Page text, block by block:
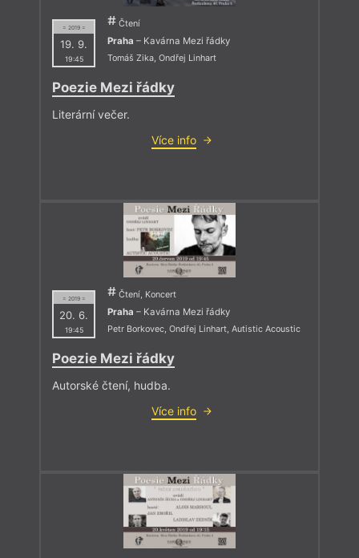
= 2019 =
19. 9.
19:45
Čtení
Praha – Kavárna Mezi řádky
Tomáš Zika, Ondřej Linhart
Poezie Mezi řádky
Literární večer.
Více info
= 2019 =
20. 6.
19:45
Čtení, Koncert
Praha – Kavárna Mezi řádky
Petr Borkovec, Ondřej Linhart, Autistic Acoustic
Poezie Mezi řádky
Autorské čtení, hudba.
Více info